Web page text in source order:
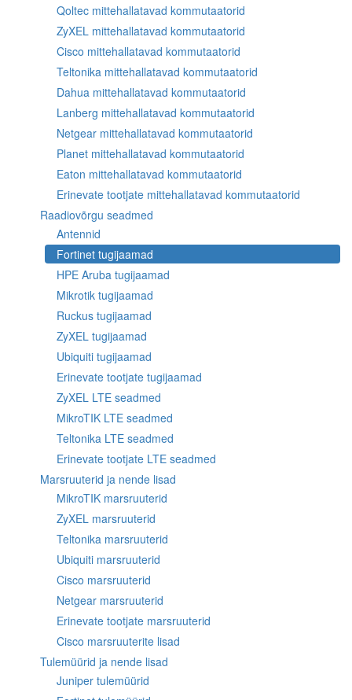
Qoltec mittehallatavad kommutaatorid
ZyXEL mittehallatavad kommutaatorid
Cisco mittehallatavad kommutaatorid
Teltonika mittehallatavad kommutaatorid
Dahua mittehallatavad kommutaatorid
Lanberg mittehallatavad kommutaatorid
Netgear mittehallatavad kommutaatorid
Planet mittehallatavad kommutaatorid
Eaton mittehallatavad kommutaatorid
Erinevate tootjate mittehallatavad kommutaatorid
Raadiovõrgu seadmed
Antennid
Fortinet tugijaamad
HPE Aruba tugijaamad
Mikrotik tugijaamad
Ruckus tugijaamad
ZyXEL tugijaamad
Ubiquiti tugijaamad
Erinevate tootjate tugijaamad
ZyXEL LTE seadmed
MikroTIK LTE seadmed
Teltonika LTE seadmed
Erinevate tootjate LTE seadmed
Marsruuterid ja nende lisad
MikroTIK marsruuterid
ZyXEL marsruuterid
Teltonika marsruuterid
Ubiquiti marsruuterid
Cisco marsruuterid
Netgear marsruuterid
Erinevate tootjate marsruuterid
Cisco marsruuterite lisad
Tulemüürid ja nende lisad
Juniper tulemüürid